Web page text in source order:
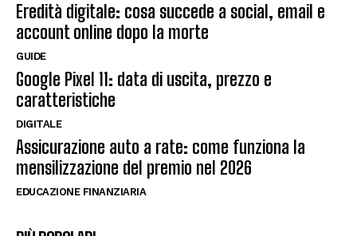
Eredità digitale: cosa succede a social, email e
account online dopo la morte
GUIDE
Google Pixel 11: data di uscita, prezzo e
caratteristiche
DIGITALE
Assicurazione auto a rate: come funziona la
mensilizzazione del premio nel 2026
EDUCAZIONE FINANZIARIA